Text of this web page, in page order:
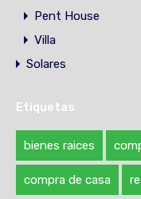
Pent House
Villa
Solares
Etiquetas
bienes raices
compra de casa